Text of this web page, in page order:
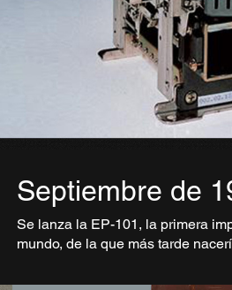
Septiembre de
Se lanza la EP-101, la primera
mundo, de la que más tarde